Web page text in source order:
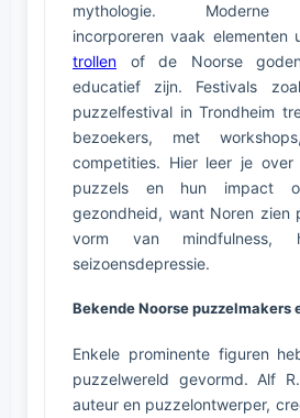
mythologie. Moderne
incorporeren vaak elementen
trollen of de Noorse
educatief zijn. Festivals
puzzelfestival in Trondheim
bezoekers, met
competities. Hier leer je
puzzels en hun impact
gezondheid, want Noren zien
vorm van mindfulness,
seizoensdepressie.
Bekende Noorse puzzelmakers
Enkele prominente figuren
puzzelwereld gevormd. Alf
auteur en puzzelontwerper,